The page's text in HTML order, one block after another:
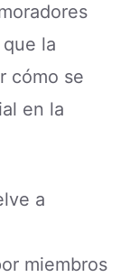
la
cómo se
en la
a
miembros